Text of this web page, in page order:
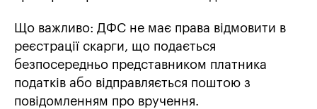
Що важливо: ДФС не має права відмовити в
реєстрації скарги, що подається
безпосередньо представником платника
податків або відправляється поштою з
повідомленням про вручення.